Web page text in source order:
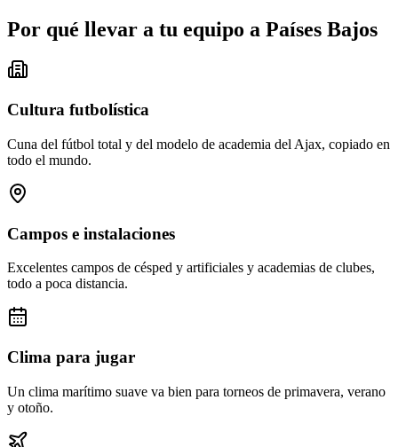
Por qué llevar a tu equipo a Países Bajos
Cultura futbolística
Cuna del fútbol total y del modelo de academia del Ajax, copiado en
todo el mundo.
Campos e instalaciones
Excelentes campos de césped y artificiales y academias de clubes,
todo a poca distancia.
Clima para jugar
Un clima marítimo suave va bien para torneos de primavera, verano
y otoño.